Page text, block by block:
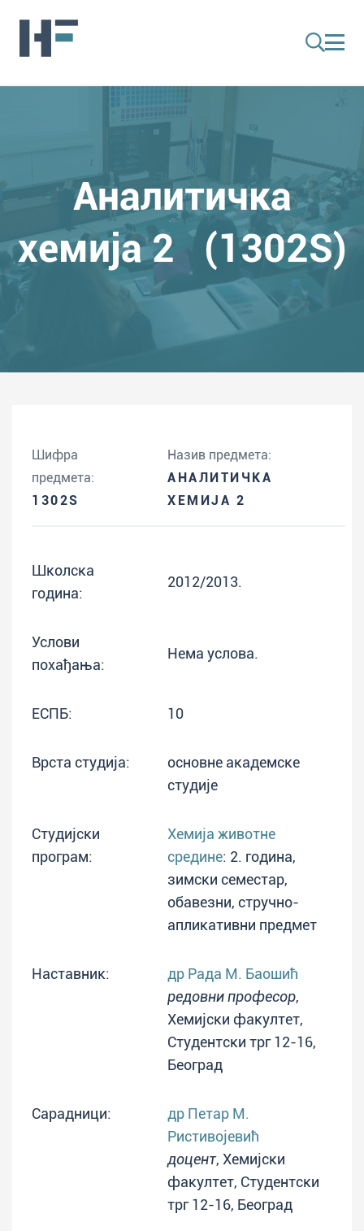
Аналитичка
хемија 2 (1302S)
Шифра
предмета:
1302S
Назив предмета:
АНАЛИТИЧКА
ХЕМИЈА 2
Школска
година:
2012/2013.
Услови
похађања:
Нема услова.
ЕСПБ: 10
Врста студија:
основне академске
студије
Студијски
програм:
Хемија животне
средине: 2. година,
зимски семестар,
обавезни, стручно-
апликативни предмет
Наставник:
др Рада М. Баошић
редовни професор,
Хемијски факултет,
Студентски трг 12-16,
Београд
Сарадници:
др Петар М.
Ристивојевић
доцент, Хемијски
факултет, Студентски
трг 12-16, Београд